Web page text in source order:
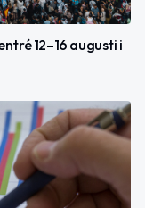
12–16 augusti i